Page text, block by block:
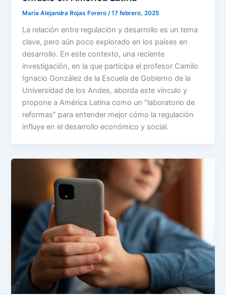
María Alejandra Rojas Forero/17 febrero, 2025
La relación entre regulación y desarrollo es un tema
clave, pero aún poco explorado en los países en
desarrollo. En este contexto, una reciente
investigación, en la que participa el profesor Camilo
Ignacio González de la Escuela de Gobierno de la
Universidad de los Andes, aborda este vínculo y
propone a América Latina como un “laboratorio de
reformas” para entender mejor cómo la regulación
influye en el desarrollo económico y social.